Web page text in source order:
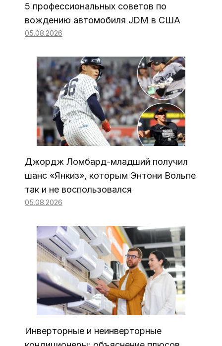
5 профессиональных советов по
вождению автомобиля JDM в США
05.08.2026
Джордж Ломбард-младший получил
шанс «Янкиз», которым Энтони Вольпе
так и не воспользовался
05.08.2026
Инверторные и неинверторные